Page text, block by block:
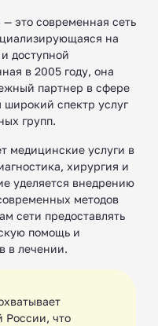
это современная сеть
на
доступной
в 2005 году, она
партнер в сфере
широкий спектр услуг
групп.
медицинские услуги в
хирургия и
уделяется внедрению
методов
сети предоставлять
помощь и
в лечении.
России, что